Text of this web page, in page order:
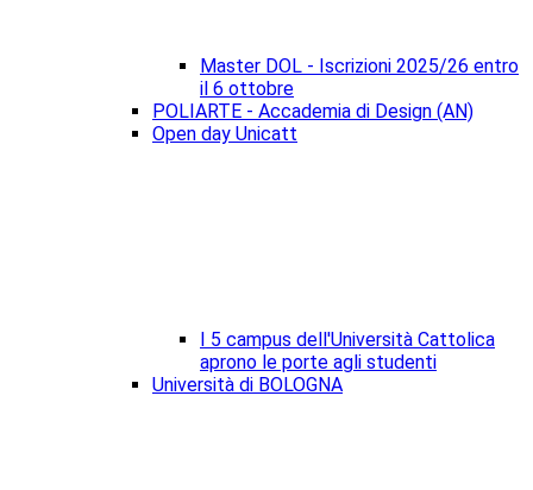
Master DOL - Iscrizioni 2025/26 entro
il 6 ottobre
POLIARTE - Accademia di Design (AN)
Open day Unicatt
I 5 campus dell'Università Cattolica
aprono le porte agli studenti
Università di BOLOGNA